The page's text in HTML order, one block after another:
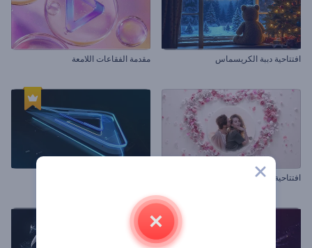
افتتاحية دببة الكريسماس مقدمة الفقاعات اللامعة
افتتاحية قلوب وزهور عيد الحب